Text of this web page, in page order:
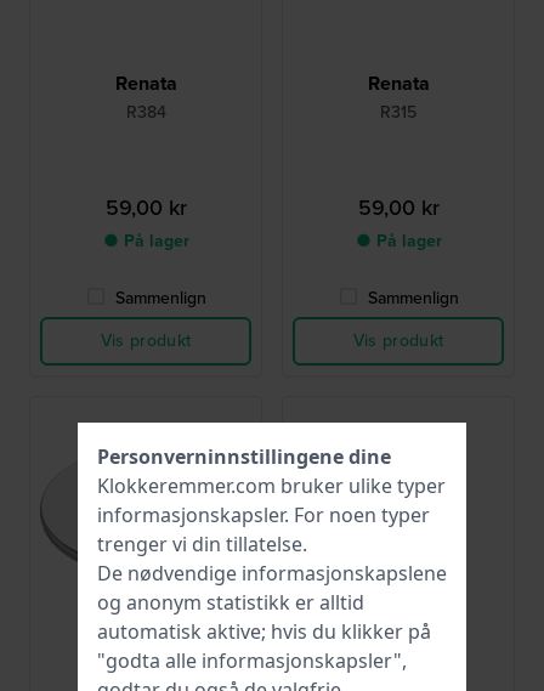
Renata
R384
59,00 kr
● På lager
Sammenlign
Vis produkt
Renata
R315
59,00 kr
● På lager
Sammenlign
Vis produkt
Renata
CR1616
Renata
R341
Personverninnstillingene dine
Klokkeremmer.com bruker ulike typer
informasjonskapsler. For noen typer
trenger vi din tillatelse.
De nødvendige informasjonskapslene
og anonym statistikk er alltid
automatisk aktive; hvis du klikker på
"godta alle informasjonskapsler",